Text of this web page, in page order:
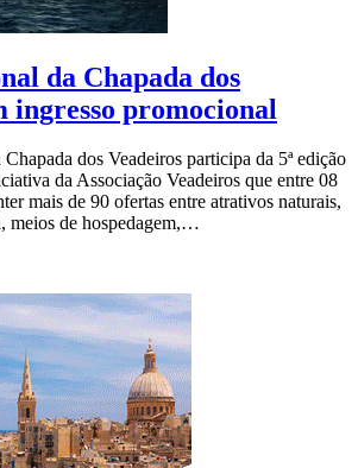
da Chapada dos
ingresso promocional
dos Veadeiros participa da 5ª edição
da Associação Veadeiros que entre 08
mais de 90 ofertas entre atrativos naturais,
meios de hospedagem,…